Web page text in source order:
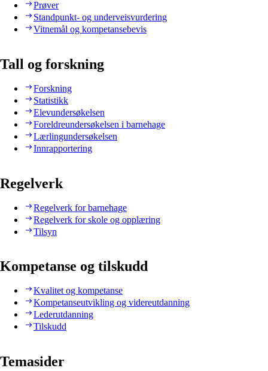
Prøver
Standpunkt- og underveisvurdering
Vitnemål og kompetansebevis
Tall og forskning
Forskning
Statistikk
Elevundersøkelsen
Foreldreundersøkelsen i barnehage
Lærlingundersøkelsen
Innrapportering
Regelverk
Regelverk for barnehage
Regelverk for skole og opplæring
Tilsyn
Kompetanse og tilskudd
Kvalitet og kompetanse
Kompetanseutvikling og videreutdanning
Lederutdanning
Tilskudd
Temasider